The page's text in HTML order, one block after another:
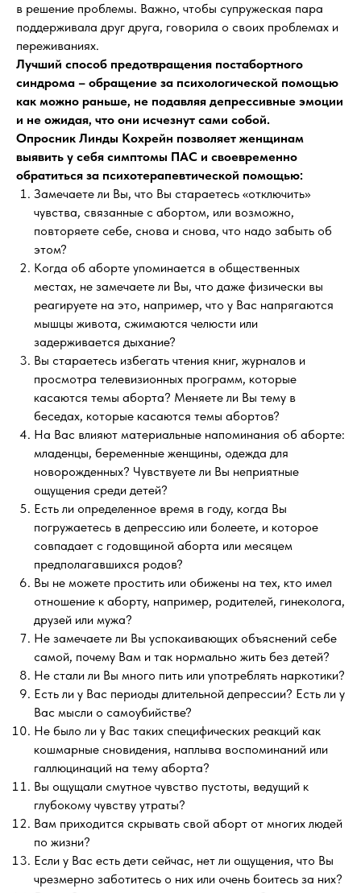
в решение проблемы. Важно, чтобы супружеская пара
поддерживала друг друга, говорила о своих проблемах и
переживаниях.
Лучший способ предотвращения постабортного
синдрома – обращение за психологической помощью
как можно раньше, не подавляя депрессивные эмоции
и не ожидая, что они исчезнут сами собой.
Опросник Линды Кохрейн позволяет женщинам
выявить у себя симптомы ПАС и своевременно
обратиться за психотерапевтической помощью:
Замечаете ли Вы, что Вы стараетесь «отключить»
чувства, связанные с абортом, или возможно,
повторяете себе, снова и снова, что надо забыть об
этом?
Когда об аборте упоминается в общественных
местах, не замечаете ли Вы, что даже физически вы
реагируете на это, например, что у Вас напрягаются
мышцы живота, сжимаются челюсти или
задерживается дыхание?
Вы стараетесь избегать чтения книг, журналов и
просмотра телевизионных программ, которые
касаются темы аборта? Меняете ли Вы тему в
беседах, которые касаются темы абортов?
На Вас влияют материальные напоминания об аборте:
младенцы, беременные женщины, одежда для
новорожденных? Чувствуете ли Вы неприятные
ощущения среди детей?
Есть ли определенное время в году, когда Вы
погружаетесь в депрессию или болеете, и которое
совпадает с годовщиной аборта или месяцем
предполагавшихся родов?
Вы не можете простить или обижены на тех, кто имел
отношение к аборту, например, родителей, гинеколога,
друзей или мужа?
Не замечаете ли Вы успокаивающих объяснений себе
самой, почему Вам и так нормально жить без детей?
Не стали ли Вы много пить или употреблять наркотики?
Есть ли у Вас периоды длительной депрессии? Есть ли у
Вас мысли о самоубийстве?
Не было ли у Вас таких специфических реакций как
кошмарные сновидения, наплыва воспоминаний или
галлюцинаций на тему аборта?
Вы ощущали смутное чувство пустоты, ведущий к
глубокому чувству утраты?
Вам приходится скрывать свой аборт от многих людей
по жизни?
Если у Вас есть дети сейчас, нет ли ощущения, что Вы
чрезмерно заботитесь о них или очень боитесь за них?